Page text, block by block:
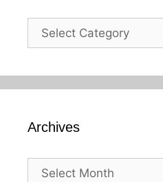
Categories
Archives
Archives